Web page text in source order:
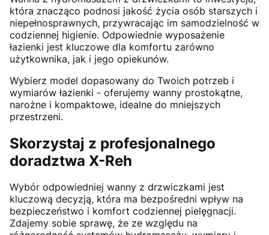
która znacząco podnosi jakość życia osób starszych i
niepełnosprawnych, przywracając im samodzielność w
codziennej higienie. Odpowiednie wyposażenie
łazienki jest kluczowe dla komfortu zarówno
użytkownika, jak i jego opiekunów.
Wybierz model dopasowany do Twoich potrzeb i
wymiarów łazienki - oferujemy wanny prostokątne,
narożne i kompaktowe, idealne do mniejszych
przestrzeni.
Skorzystaj z profesjonalnego
doradztwa X-Reh
Wybór odpowiedniej wanny z drzwiczkami jest
kluczową decyzją, która ma bezpośredni wpływ na
bezpieczeństwo i komfort codziennej pielęgnacji.
Zdajemy sobie sprawę, że ze względu na